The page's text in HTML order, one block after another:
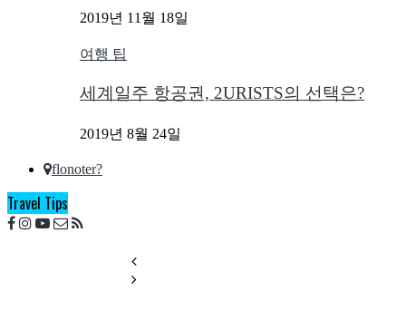
2019년 11월 18일
여행 팁
세계일주 항공권, 2URISTS의 선택은?
2019년 8월 24일
flonoter?
Travel Tips